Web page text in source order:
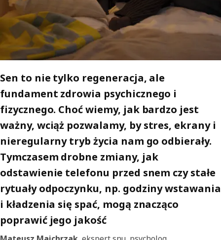
Sen to nie tylko regeneracja, ale
fundament zdrowia psychicznego i
fizycznego. Choć wiemy, jak bardzo jest
ważny, wciąż pozwalamy, by stres, ekrany i
nieregularny tryb życia nam go odbierały.
Tymczasem drobne zmiany, jak
odstawienie telefonu przed snem czy stałe
rytuały odpoczynku, np. godziny wstawania
i kładzenia się spać, mogą znacząco
poprawić jego jakość